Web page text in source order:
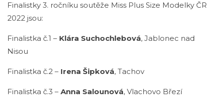
Finalistky 3. ročníku soutěže Miss Plus Size Modelky ČR
2022 jsou:
Finalistka č.1 – Klára Suchochlebová, Jablonec nad
Nisou
Finalistka č.2 – Irena Šipková, Tachov
Finalistka č.3 – Anna Salounová, Vlachovo Březí